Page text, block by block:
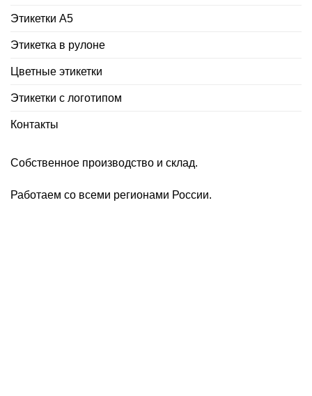
Этикетки А5
Этикетка в рулоне
Цветные этикетки
Этикетки с логотипом
Контакты
Собственное производство и склад.
Работаем со всеми регионами России.